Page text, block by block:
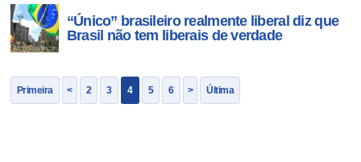
“Único” brasileiro realmente liberal diz que
Brasil não tem liberais de verdade
Primeira < 2 3 4 5 6 > Última